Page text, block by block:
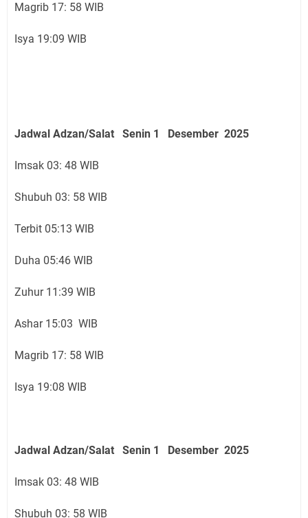
Magrib 17: 58 WIB
Isya 19:09 WIB
Jadwal Adzan/Salat Senin 1 Desember 2025
Imsak 03: 48 WIB
Shubuh 03: 58 WIB
Terbit 05:13 WIB
Duha 05:46 WIB
Zuhur 11:39 WIB
Ashar 15:03 WIB
Magrib 17: 58 WIB
Isya 19:08 WIB
Jadwal Adzan/Salat Senin 1 Desember 2025
Imsak 03: 48 WIB
Shubuh 03: 58 WIB